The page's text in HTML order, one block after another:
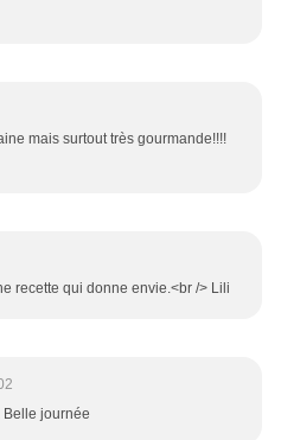
mais surtout très gourmande!!!!
recette qui donne envie.<br /> Lili
Belle journée